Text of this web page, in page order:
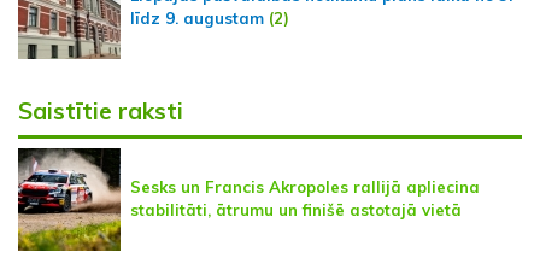
līdz 9. augustam (2)
Saistītie raksti
Sesks un Francis Akropoles rallijā apliecina
stabilitāti, ātrumu un finišē astotajā vietā